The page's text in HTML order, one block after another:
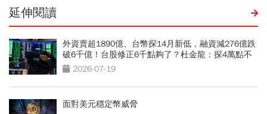
延伸閱讀
外資賣超1890億、台幣探14月新低，融資減276億跌
破6千億！台股修正6千點夠了？杜金龍：探4萬點不
無可能
2026-07-19
面對美元穩定幣威脅